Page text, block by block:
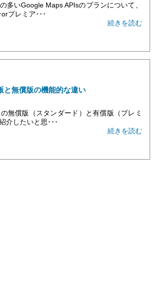
多いGoogle Maps APIsのプランについて、
プレミア･･･
続きを読む
無償版の機能的な違い
無償版（スタンダード）と有償版（プレミ
介したいと思･･･
続きを読む